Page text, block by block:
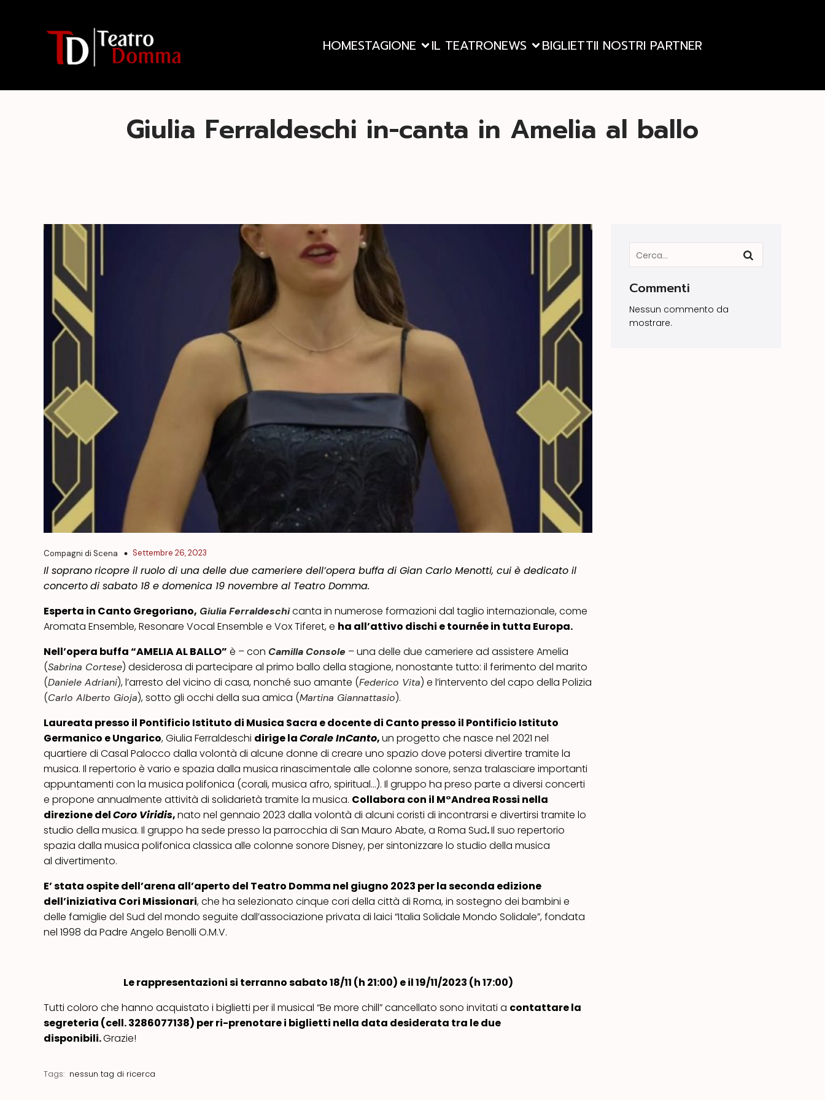
HOMESTAGIONE IL TEATRONEWS BIGLIETTII NOSTRI PARTNER
Giulia Ferraldeschi in-canta in Amelia al ballo
Compagni di Scena Settembre 26, 2023
Il sopranoricopre il ruolo di una delle due cameriere dell’opera buffa di Gian Carlo Menotti, cui è dedicato il
concertodi sabato 18 e domenica 19 novembre al Teatro Domma.
Esperta in Canto Gregoriano, Giulia Ferraldeschicanta in numerose formazioni dal taglio internazionale, come
Aromata Ensemble, Resonare Vocal Ensemble e Vox Tiferet, e ha all’attivo dischi e tournée in tutta Europa.
Nell’opera buffa “AMELIA AL BALLO” è – con Camilla Console – una delle due cameriere ad assistere Amelia
(Sabrina Cortese) desiderosa di partecipare al primo ballo della stagione, nonostante tutto: il ferimento del marito
(Daniele Adriani), l’arresto del vicino di casa, nonché suo amante (Federico Vita) e l’intervento del capo della Polizia
(Carlo Alberto Gioja), sotto gli occhi della sua amica (Martina Giannattasio).
Laureata presso il Pontificio Istituto di Musica Sacra e docente di Canto presso il Pontificio Istituto
Germanico e Ungarico, Giulia Ferraldeschi dirige laCorale InCanto,un progetto che nasce nel 2021 nel
quartiere di Casal Palocco dalla volontà di alcune donne di creare uno spazio dove potersi divertire tramite la
musica. Il repertorio è vario e spazia dalla musica rinascimentale alle colonne sonore, senza tralasciare importanti
appuntamenti con la musica polifonica (corali, musica afro, spiritual…). Il gruppo ha preso parte a diversi concerti
e propone annualmente attività di solidarietà tramite la musica. Collabora con il M°Andrea Rossi nella
direzione delCoro Viridis,nato nel gennaio 2023 dalla volontà di alcuni coristi di incontrarsi e divertirsi tramite lo
studio della musica. Il gruppo ha sede presso la parrocchia di San Mauro Abate, a Roma Sud.Il suo repertorio
spazia dalla musica polifonica classica alle colonne sonore Disney, per sintonizzare lo studio della musica
al divertimento.
E’ stata ospite dell’arena all’aperto del Teatro Domma nel giugno 2023 per la seconda edizione
dell’iniziativa Cori Missionari, che ha selezionato cinque cori della città di Roma, in sostegno dei bambini e
delle famiglie del Sud del mondo seguite dall’associazione privata di laici “Italia Solidale Mondo Solidale”, fondata
nel 1998 da Padre Angelo Benolli O.M.V.
Le rappresentazioni si terranno sabato 18/11 (h 21:00) e il 19/11/2023 (h 17:00)
Tutti coloro che hanno acquistato i biglietti per il musical “Be more chill” cancellato sono invitati a contattare la
segreteria (cell. 3286077138) per ri-prenotare i biglietti nella data desiderata tra le due
disponibili.Grazie!
Tags: nessun tag di ricerca
Commenti
Nessun commento da
mostrare.